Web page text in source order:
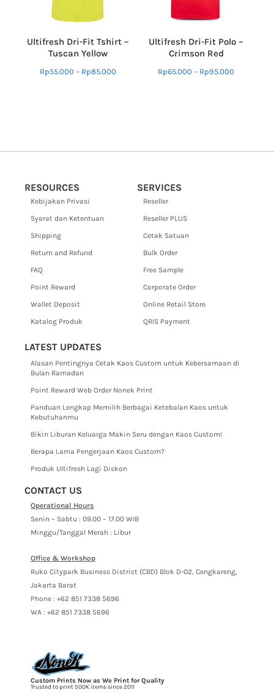
Ultifresh Dri-Fit Tshirt –
Tuscan Yellow
Rp55.000 – Rp85.000
Ultifresh Dri-Fit Polo –
Crimson Red
Rp65.000 – Rp95.000
RESOURCES SERVICES
LATEST UPDATES
CONTACT US
Kebijakan Privasi
Syarat dan Ketentuan
Shipping
Return and Refund
FAQ
Point Reward
Wallet Deposit
Katalog Produk
Reseller
Reseller PLUS
Cetak Satuan
Bulk Order
Free Sample
Corporate Order
Online Retail Store
QRIS Payment
Alasan Pentingnya Cetak Kaos Custom untuk Kebersamaan di
Bulan Ramadan
Point Reward Web Order Nonek Print
Panduan Lengkap Memilih Berbagai Ketebalan Kaos untuk
Kebutuhanmu
Bikin Liburan Keluarga Makin Seru dengan Kaos Custom!
Berapa Lama Pengerjaan Kaos Custom?
Produk Ultifresh Lagi Diskon
Operational Hours
Senin – Sabtu : 09.00 – 17.00 WIB
Minggu/Tanggal Merah : Libur
Office & Workshop
Ruko Citypark Business District (CBD) Blok D-02, Cengkareng,
Jakarta Barat
Phone : +62 851 7338 5696
WA : +62 851 7338 5696
Custom Prints Now as We Print for Quality
Trusted to print 500K items since 2011